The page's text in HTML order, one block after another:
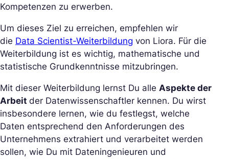
Kompetenzen zu erwerben.
Um dieses Ziel zu erreichen, empfehlen wir
die Data Scientist-Weiterbildung von Liora. Für die
Weiterbildung ist es wichtig, mathematische und
statistische Grundkenntnisse mitzubringen.
Mit dieser Weiterbildung lernst Du alle Aspekte der
Arbeit der Datenwissenschaftler kennen. Du wirst
insbesondere lernen, wie du festlegst, welche
Daten entsprechend den Anforderungen des
Unternehmens extrahiert und verarbeitet werden
sollen, wie Du mit Dateningenieuren und